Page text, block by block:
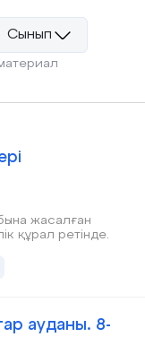
Сынып
жасалған
құрал ретінде.
ауданы. 8-